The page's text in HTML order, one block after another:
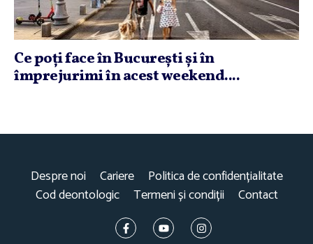
Ce poţi face în Bucureşti şi în
împrejurimi în acest weekend....
Despre noi Cariere
Politica de confidențialitate
Cod deontologic
Termeni și condiții Contact